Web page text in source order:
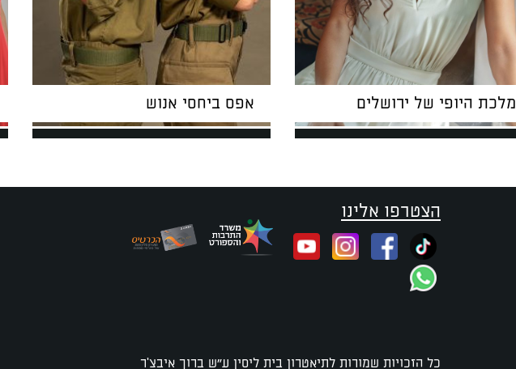
מלכת היופי של ירושלים אפס ביחסי אנוש
הצטרפו אלינו
כל הזכויות שמורות לתיאטרון בית ליסין ע"ש ברוך איבצ'ר